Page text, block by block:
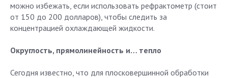
можно избежать, если использовать рефрактометр (стоит
от 150 до 200 долларов), чтобы следить за
концентрацией охлаждающей жидкости.
Округлость, прямолинейность и… тепло
Сегодня известно, что для плосковершинной обработки